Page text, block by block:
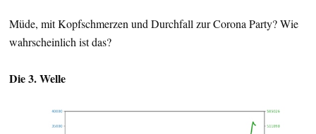
Müde, mit Kopfschmerzen und Durchfall zur Corona Party? Wie
wahrscheinlich ist das?
Die 3. Welle